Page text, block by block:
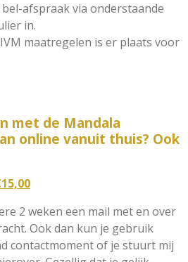
afspraak via onderstaande
in.
maatregelen is er plaats voor
met de Mandala
online vanuit thuis? Ook
2 weken een mail met en over
Ook dan kun je gebruik
contactmoment of je stuurt mij